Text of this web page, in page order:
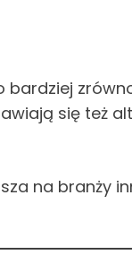
bardziej
się też
na branży